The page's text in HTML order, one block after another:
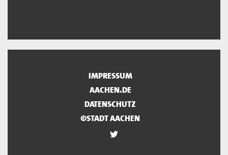
IMPRESSUM
AACHEN.DE
DATENSCHUTZ
©STADT AACHEN